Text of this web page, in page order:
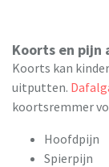
Koorts en pijn
Koorts kan
uitputten.
koortsremmer
Hoofdpijn
Spierpijn